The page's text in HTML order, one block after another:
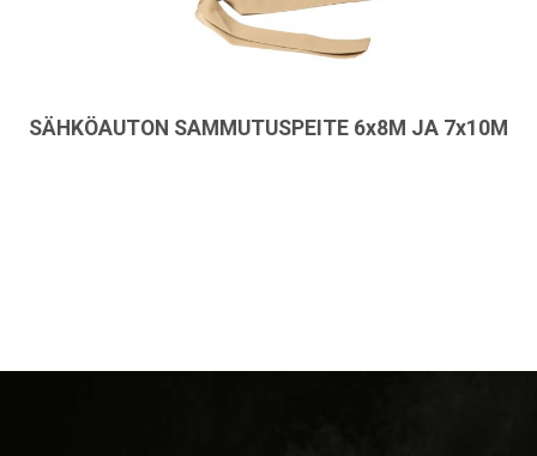
SÄHKÖAUTON SAMMUTUSPEITE 6x8M JA 7x10M